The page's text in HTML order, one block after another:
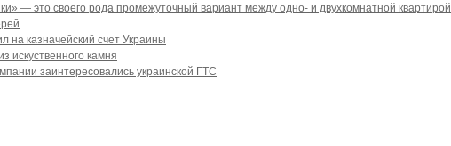
— это своего рода промежуточный вариант между одно- и двухкомнатной квартирой
на казначейский счет Украины
искуственного камня
заинтересовались украинской ГТС